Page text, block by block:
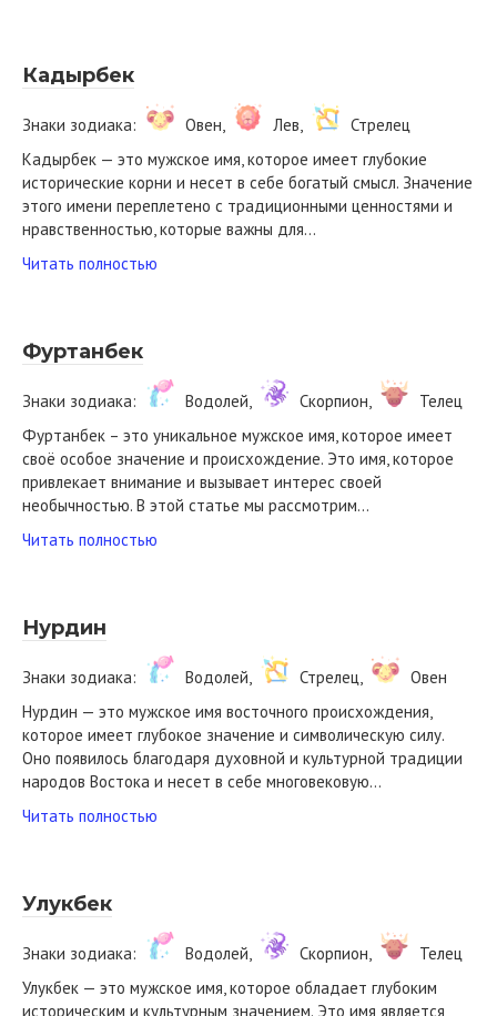
Кадырбек
Знаки зодиака: Овен, Лев,
Стрелец
Кадырбек — это мужское имя, которое имеет глубокие
исторические корни и несет в себе богатый смысл. Значение
этого имени переплетено с традиционными ценностями и
нравственностью, которые важны для…
Читать полностью
Фуртанбек
Знаки зодиака: Водолей, Скорпион,
Телец
Фуртанбек – это уникальное мужское имя, которое имеет
своё особое значение и происхождение. Это имя, которое
привлекает внимание и вызывает интерес своей
необычностью. В этой статье мы рассмотрим…
Читать полностью
Нурдин
Знаки зодиака: Водолей, Стрелец,
Овен
Нурдин — это мужское имя восточного происхождения,
которое имеет глубокое значение и символическую силу.
Оно появилось благодаря духовной и культурной традиции
народов Востока и несет в себе многовековую…
Читать полностью
Улукбек
Знаки зодиака: Водолей, Скорпион,
Телец
Улукбек — это мужское имя, которое обладает глубоким
историческим и культурным значением. Это имя является